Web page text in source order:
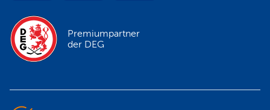
Premiumpartner
der DEG